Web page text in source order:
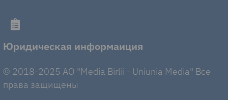
Юридическая информаиция
© 2018-2025 AO "Media Birlii - Uniunia Media" Все
права защищены